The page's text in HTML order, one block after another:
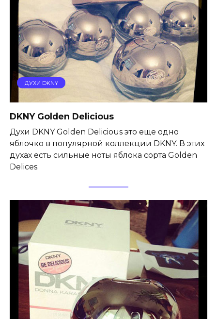
ДУХИ DKNY
DKNY Golden Delicious
Духи DKNY Golden Delicious это еще одно
яблочко в популярной коллекции DKNY. В этих
духах есть сильные ноты яблока сорта Golden
Delices.